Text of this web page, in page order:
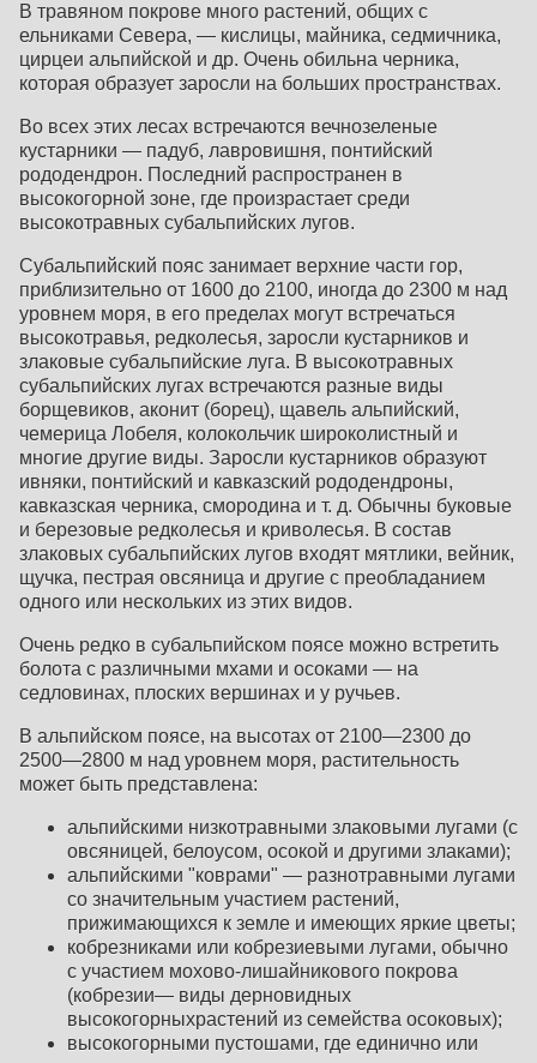
В травяном покрове много растений, общих с
ельниками Севера, — кислицы, майника, седмичника,
цирцеи альпийской и др. Очень обильна черника,
которая образует заросли на больших пространствах.
Во всех этих лесах встречаются вечнозеленые
кустарники — падуб, лавровишня, понтийский
рододендрон. Последний распространен в
высокогорной зоне, где произрастает среди
высокотравных субальпийских лугов.
Субальпийский пояс занимает верхние части гор,
приблизительно от 1600 до 2100, иногда до 2300 м над
уровнем моря, в его пределах могут встречаться
высокотравья, редколесья, заросли кустарников и
злаковые субальпийские луга. В высокотравных
субальпийских лугах встречаются разные виды
борщевиков, аконит (борец), щавель альпийский,
чемерица Лобеля, коло­кольчик широколистный и
многие другие виды. Заросли кустарников образуют
ивняки, понтийский и кавказский рододендроны,
кавказская черника, смородина и т. д. Обычны буковые
и березовые редколесья и криволесья. В состав
злаковых субальпийских лугов входят мятлики, вейник,
щучка, пестрая овсяница и другие с преобладанием
одного или нескольких из этих видов.
Очень редко в субальпийском поясе можно встретить
болота с различными мхами и осоками — на
седловинах, плоских вершинах и у ручьев.
В альпийском поясе, на высотах от 2100—2300 до
2500—2800 м над уровнем моря, растительность
может быть представлена:
альпийскими низкотравными злаковыми лугами (с
овсяницей, белоусом, осокой и другими злаками);
альпийскими "коврами" — разнотравными лугами
со значительным участием растений,
прижимающихся к земле и имеющих яркие цветы;
кобрезниками или кобрезиевыми лугами, обычно
с участием мохово-лишайникового покрова
(кобрезии— виды дерновидных
высокогорныхрастений из семейст­ва осоковых);
высокогорными пустошами, где единично или